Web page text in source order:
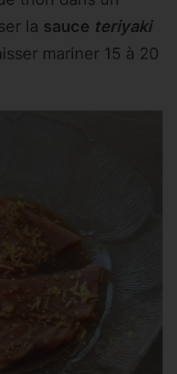
la sauce teriyaki
mariner 15 à 20